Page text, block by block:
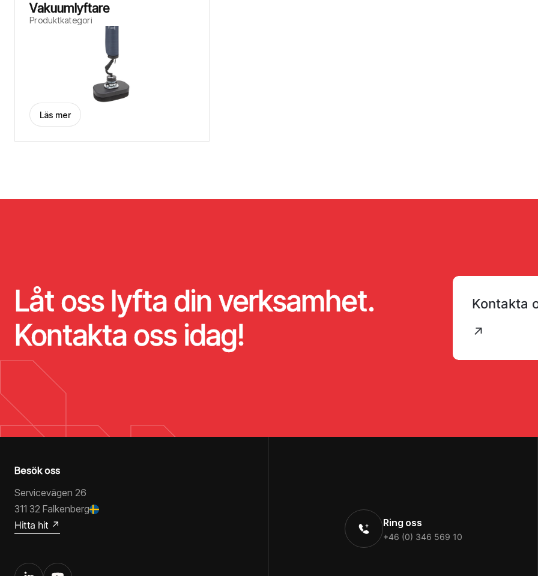
Vakuumlyftare
Produktkategori
Läs mer
Låt oss lyfta din verksamhet.
Kontakta oss idag!
Kontakta
↗
Besök oss
Servicevägen 26
311 32 Falkenberg
Hitta hit ↗
Ring oss
+46 (0) 346 569 10